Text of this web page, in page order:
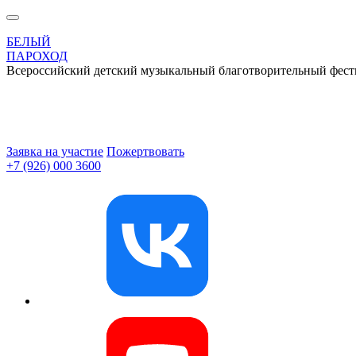
БЕЛЫЙ
ПАРОХОД
Всероссийский детский музыкальный благотворительный
Заявка на участие Пожертвовать
+7 (926) 000 3600